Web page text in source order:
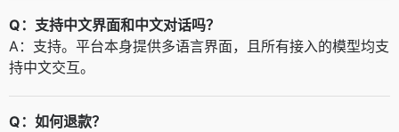
Q：支持中文界面和中文对话吗？
A：支持。平台本身提供多语言界面，且所有接入的模型均支
持中文交互。
Q：如何退款？